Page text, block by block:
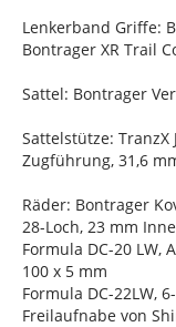
Lenkerband Griffe:
Bontrager XR Trail
Sattel: Bontrager
Sattelstütze: TranzX
Zugführung, 31,6
Räder: Bontrager
28-Loch, 23 mm
Formula DC-20 LW,
100 x 5 mm
Formula DC-22LW,
Freilaufnabe von